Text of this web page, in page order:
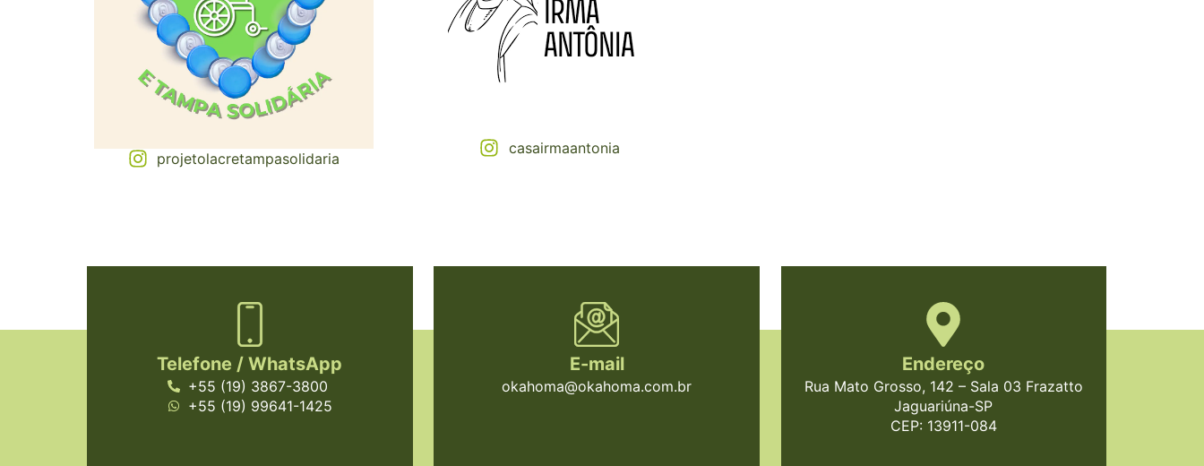
projetolacretampasolidaria
casairmaantonia
Telefone / WhatsApp
+55 (19) 3867-3800
+55 (19) 99641-1425
E-mail
okahoma@okahoma.com.br
Endereço
Rua Mato Grosso, 142 – Sala 03 Frazatto
Jaguariúna-SP
CEP: 13911-084